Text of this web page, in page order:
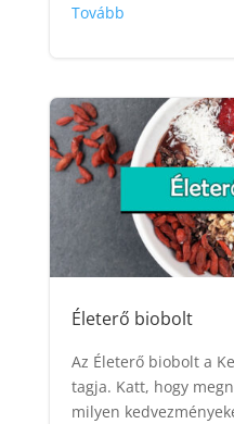
Tovább
Életerő biobolt
Az Életerő biobolt a
tagja. Katt, hogy
milyen